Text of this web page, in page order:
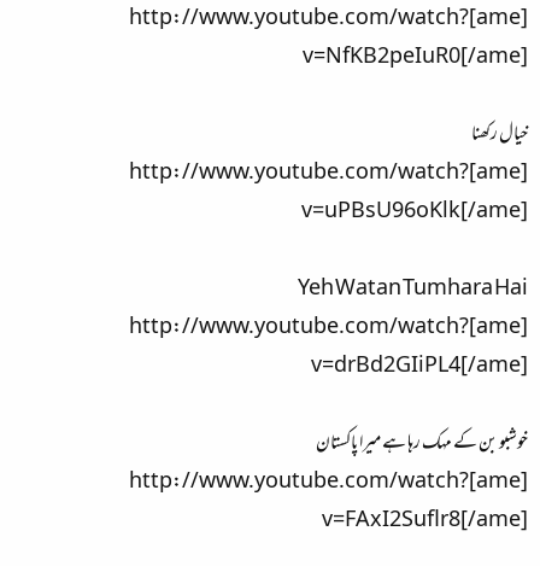
[ame]http://www.youtube.com/watch?
v=NfKB2peIuR0[/ame]
خیال رکھنا
[ame]http://www.youtube.com/watch?
v=uPBsU96oKlk[/ame]
Yeh Watan Tumhara Hai
[ame]http://www.youtube.com/watch?
v=drBd2GIiPL4[/ame]
خوشبو بن کے مہک رہا ہے میرا پاکستان
[ame]http://www.youtube.com/watch?
v=FAxI2Suflr8[/ame]